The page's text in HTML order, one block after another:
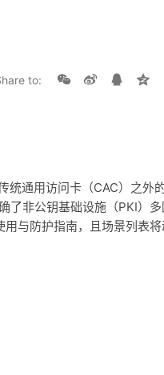
to:
统通用访问卡（CAC）之外
了非公钥基础设施（PKI）
与防护指南，且场景列表